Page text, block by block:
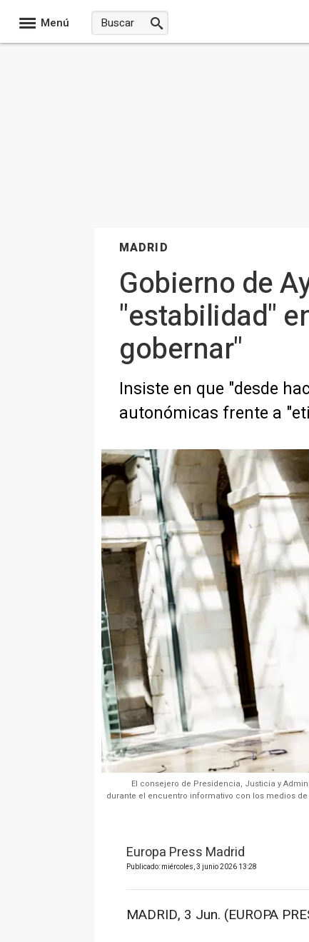
Menú
MADRID
Gobierno de
"estabilidad"
gobernar"
Insiste en que "desde
autonómicas frente a
El consejero de Presidencia, Justicia y
durante el encuentro informativo con los medios
Europa Press Madrid
Publicado: miércoles, 3 junio 2026 13:28
MADRID, 3 Jun. (EUROPA